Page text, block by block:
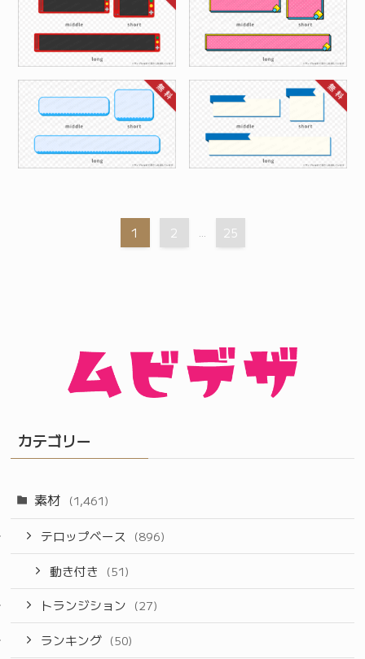
1 2 ... 25
カテゴリー
素材 (1,461)
テロップベース (896)
動き付き (51)
トランジション (27)
ランキング (50)